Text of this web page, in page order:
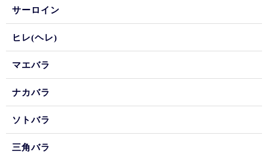
サーロイン
ヒレ(ヘレ)
マエバラ
ナカバラ
ソトバラ
三角バラ